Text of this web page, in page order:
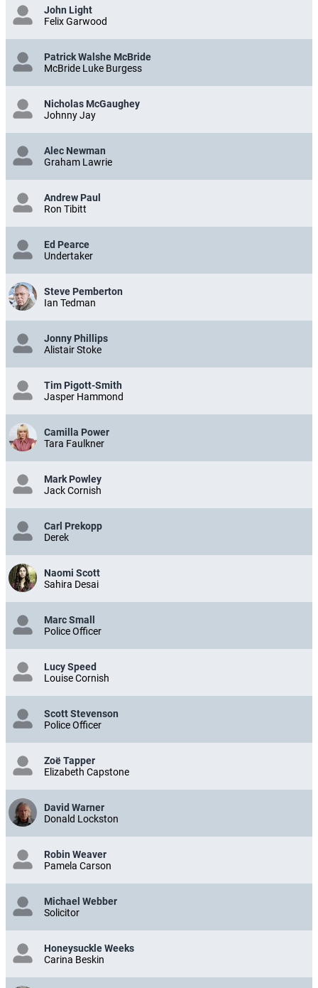
John Light
Felix Garwood
Patrick Walshe McBride
McBride Luke Burgess
Nicholas McGaughey
Johnny Jay
Alec Newman
Graham Lawrie
Andrew Paul
Ron Tibitt
Ed Pearce
Undertaker
Steve Pemberton
Ian Tedman
Jonny Phillips
Alistair Stoke
Tim Pigott-Smith
Jasper Hammond
Camilla Power
Tara Faulkner
Mark Powley
Jack Cornish
Carl Prekopp
Derek
Naomi Scott
Sahira Desai
Marc Small
Police Officer
Lucy Speed
Louise Cornish
Scott Stevenson
Police Officer
Zoë Tapper
Elizabeth Capstone
David Warner
Donald Lockston
Robin Weaver
Pamela Carson
Michael Webber
Solicitor
Honeysuckle Weeks
Carina Beskin